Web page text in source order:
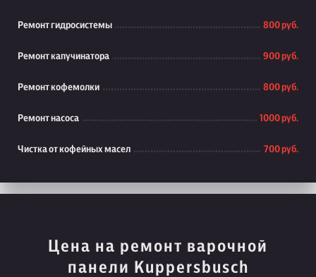
Ремонт гидросистемы 800 руб.
Ремонт капучинатора 900 руб.
Ремонт кофемолки 800 руб.
Ремонт насоса 1000 руб.
Чистка от кофейных масел 700 руб.
Цена на ремонт варочной
панели Kuppersbusch